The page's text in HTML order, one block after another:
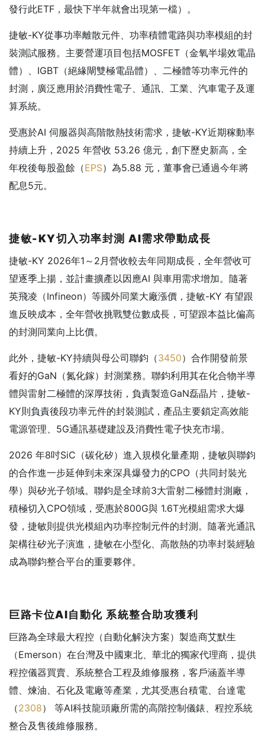
發行此ETF，最快下半年就會出現第一檔）。
捷敏-KY從事功率離散元件、功率積體電路與功率模組的封
裝測試服務。主要營運項目包括MOSFET（金氧半場效電晶
體）、IGBT（絕緣閘雙極電晶體）、二極體等功率元件的
封測，廣泛應用於消費性電子、通訊、工業、汽車電子及運
算系統。
受惠於AI 伺服器與高階散熱技術需求，捷敏-KY近期稼動率
持續上升，2025 年營收 53.26 億元，創下歷史新高，全
年稅後每股盈餘（EPS）為5.88 元，董事會已通過今年將
配息5元。
捷敏-KY切入功率封測 AI需求帶動成長
捷敏-KY 2026年1～2月營收較去年同期成長，全年營收可
望逐季上揚，並計畫擴產以因應AI 與車用需求增加。隨著
英飛凌（Infineon）等國外同業大廠漲價，捷敏-KY 有望跟
進反映成本，全年營收挑戰雙位數成長，可望跟本益比偏高
的封測同業向上比價。
此外，捷敏-KY持續與母公司聯鈞（3450）合作開發前景
看好的GaN（氮化鎵）封測業務。聯鈞利用其在化合物半導
體與雷射二極體的深厚技術，負責製造GaN磊晶片，捷敏-
KY則負責後段功率元件的封裝測試，產品主要鎖定高效能
電源管理、5G通訊基礎建設及消費性電子快充市場。
2026 年8吋SiC（碳化矽）進入規模化量產期，捷敏與聯鈞
的合作進一步延伸到未來深具爆發力的CPO（共同封裝光
學）與矽光子領域。聯鈞是全球前3大雷射二極體封測廠，
積極切入CPO領域，受惠於800G與 1.6T光模組需求大爆
發，捷敏則提供光模組內功率控制元件的封測。隨著光通訊
架構往矽光子演進，捷敏在小型化、高散熱的功率封裝經驗
成為聯鈞整合平台的重要夥伴。
巨路卡位AI自動化 系統整合助攻獲利
巨路為全球最大程控（自動化解決方案）製造商艾默生
（Emerson）在台灣及中國東北、華北的獨家代理商，提供
程控儀器買賣、系統整合工程及維修服務，客戶涵蓋半導
體、煉油、石化及電廠等產業，尤其受惠台積電、台達電
（2308） 等AI科技龍頭廠所需的高階控制儀錶、程控系統
整合及售後維修服務。